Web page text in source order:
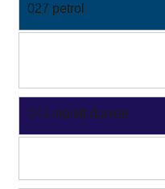
027 petrol
043 violett dunkel